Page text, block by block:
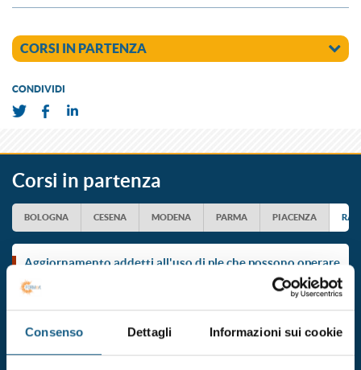
Consenso Dettagli Informazioni sui cookie
CORSI IN PARTENZA
CONDIVIDI
Corsi in partenza
BOLOGNA CESENA MODENA PARMA PIACENZA
aggiornamento addetti all'uso di ple che possono operare
con e senza stabilizzatori
dal 23/10/2026